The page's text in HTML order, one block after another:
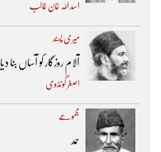
اسد اللہ خان غالب
میری پسند
آلام روزگار کو آساں بنا دیا
اصغر گونڈوی
مجموعے
حمد